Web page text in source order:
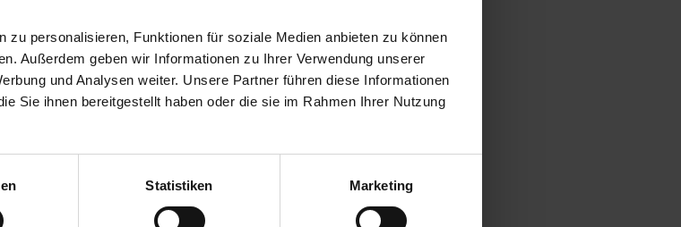
zu personalisieren, Funktionen für soziale Medien anbieten zu können
Außerdem geben wir Informationen zu Ihrer Verwendung unserer
und Analysen weiter. Unsere Partner führen diese Informationen
Sie ihnen bereitgestellt haben oder die sie im Rahmen Ihrer Nutzung
Statistiken Marketing